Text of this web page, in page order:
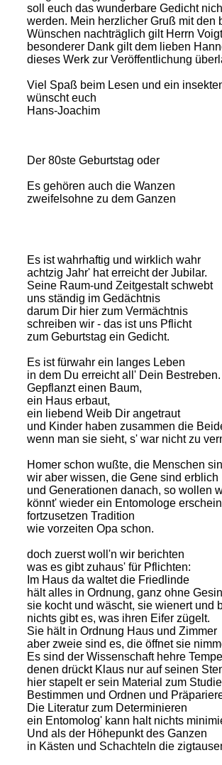
soll euch das wunderbare Gedicht
werden. Mein herzlicher Gruß mit den
Wünschen nachträglich gilt Herrn
besonderer Dank gilt dem lieben
dieses Werk zur Veröffentlichung
Viel Spaß beim Lesen und ein
wünscht euch
Hans-Joachim
Der 80ste Geburtstag oder
Es gehören auch die Wanzen
zweifelsohne zu dem Ganzen
Es ist wahrhaftig und wirklich wahr
achtzig Jahr' hat erreicht der Jubilar.
Seine Raum-und Zeitgestalt schwebt
uns ständig im Gedächtnis
darum Dir hier zum Vermächtnis
schreiben wir - das ist uns Pflicht
zum Geburtstag ein Gedicht.
Es ist fürwahr ein langes Leben
in dem Du erreicht all' Dein Bestreben.
Gepflanzt einen Baum,
ein Haus erbaut,
ein liebend Weib Dir angetraut
und Kinder haben zusammen die
wenn man sie sieht, s' war nicht zu
Homer schon wußte, die Menschen
wir aber wissen, die Gene sind erblich
und Generationen danach, so wollen
könnt' wieder ein Entomologe
fortzusetzen Tradition
wie vorzeiten Opa schon.
doch zuerst woll'n wir berichten
was es gibt zuhaus' für Pflichten:
Im Haus da waltet die Friedlinde
hält alles in Ordnung, ganz ohne
sie kocht und wäscht, sie wienert und
nichts gibt es, was ihren Eifer zügelt.
Sie hält in Ordnung Haus und Zimmer
aber zweie sind es, die öffnet sie
Es sind der Wissenschaft hehre Tempel
denen drückt Klaus nur auf seinen
hier stapelt er sein Material zum
Bestimmen und Ordnen und
Die Literatur zum Determinieren
ein Entomolog' kann halt nichts
Und als der Höhepunkt des Ganzen
in Kästen und Schachteln die